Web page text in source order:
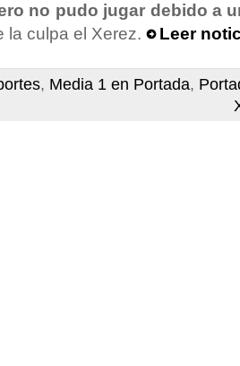
no pudo jugar debido a
la culpa el Xerez.
Leer
, Media 1 en Portada,